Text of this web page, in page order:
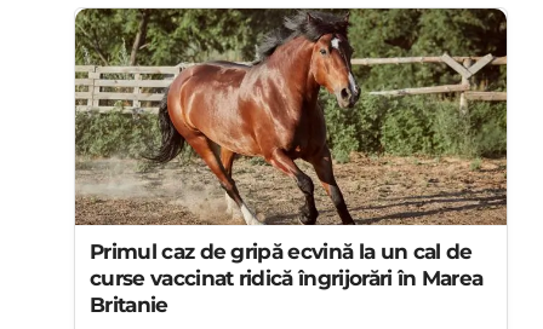
Primul caz de gripă ecvină la un cal de
curse vaccinat ridică îngrijorări în Marea
Britanie